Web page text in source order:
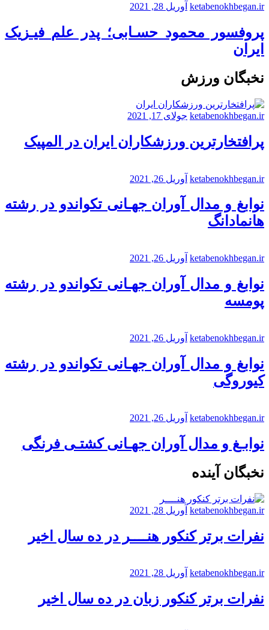
ketabenokhbegan.ir آوریل 28, 2021
پروفسور محمود حسـابی؛ پدر علم فیـزیک
ایران
نخبگان ورزش
ketabenokhbegan.ir جولای 17, 2021
پرافتخارترین ورزشکاران ایران در المپیک
ketabenokhbegan.ir آوریل 26, 2021
نوابغ و مدال آوران جهـانی تکواندو در رشته
هانمادانگ
ketabenokhbegan.ir آوریل 26, 2021
نوابغ و مدال آوران جهـانی تکواندو در رشته
پومسه
ketabenokhbegan.ir آوریل 26, 2021
نوابغ و مدال آوران جهـانی تکواندو در رشته
کیوروگی
ketabenokhbegan.ir آوریل 26, 2021
نوابـغ و مدال آوران جهـانی کشتـی فرنگی
نخبگان آینده
ketabenokhbegan.ir آوریل 28, 2021
نفرات برتر کنکور هنــــر در ده سال اخیر
ketabenokhbegan.ir آوریل 28, 2021
نفرات برتر کنکور زبان در ده سال اخیر